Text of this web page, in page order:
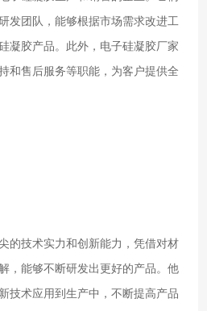
发团队，能够根据市场需求改进工
凝胶产品。此外，电子硅凝胶厂家
和售后服务等职能，为客户提供全
的技术实力和创新能力，凭借对材
，能够不断研发出更好的产品。他
技术应用到生产中，不断提高产品